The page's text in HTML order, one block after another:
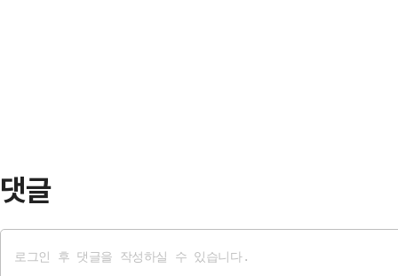
댓글